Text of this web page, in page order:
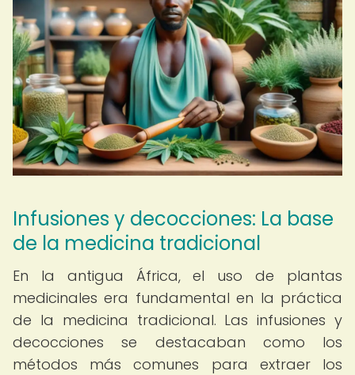
Infusiones y decocciones: La base
de la medicina tradicional
En la antigua África, el uso de plantas
medicinales era fundamental en la práctica
de la medicina tradicional. Las infusiones y
decocciones se destacaban como los
métodos más comunes para extraer los